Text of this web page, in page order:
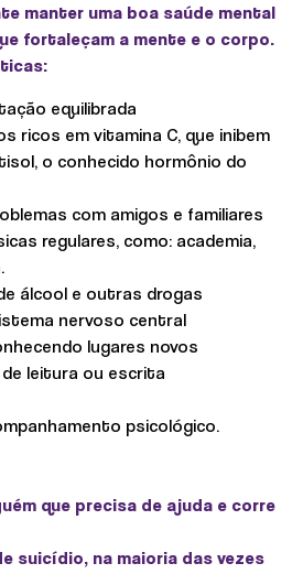
manter uma boa saúde mental
fortaleçam a mente e o corpo.
equilibrada
ricos em vitamina C, que inibem
o conhecido hormônio do
com amigos e familiares
regulares, como: academia,
álcool e outras drogas
nervoso central
lugares novos
leitura ou escrita
psicológico.
que precisa de ajuda e corre
suicídio, na maioria das vezes